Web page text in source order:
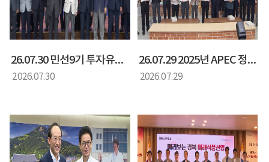
26.07.30 민선9기 투자유치특별위원회 출범식
2026.07.30
26.07.29 2025년 APEC 정상회의 백서 및 화보집 발간 기념회
2026.07.29